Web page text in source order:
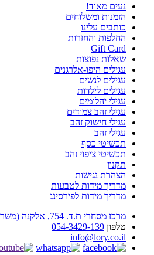
נעים מאוד!
הזמנות ומשלוחים
כותבים עלינו
החלפות והחזרות
Gift Card
שאלות נפוצות
עגילים היפו-אלרגנים
עגילים לנשים
עגילים לילדות
עגילי יהלומים
עגילי זהב צמודים
עגילי חישוק זהב
עגילי זהב
תכשיטי כסף
תכשיטי ציפוי זהב
תקנון
הצהרת נגישות
מדריך מידות לטבעות
מדריך מידות לפירסינג
מרכז מסחרי ת.ד. 754, אלקנה (משרדים בלבד)
טלפון 054-3429-139
info@lory.co.il